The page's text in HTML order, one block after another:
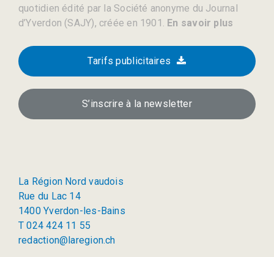
quotidien édité par la Société anonyme du Journal
d’Yverdon (SAJY), créée en 1901. En savoir plus
Tarifs publicitaires
S’inscrire à la newsletter
La Région Nord vaudois
Rue du Lac 14
1400 Yverdon-les-Bains
T 024 424 11 55
redaction@laregion.ch